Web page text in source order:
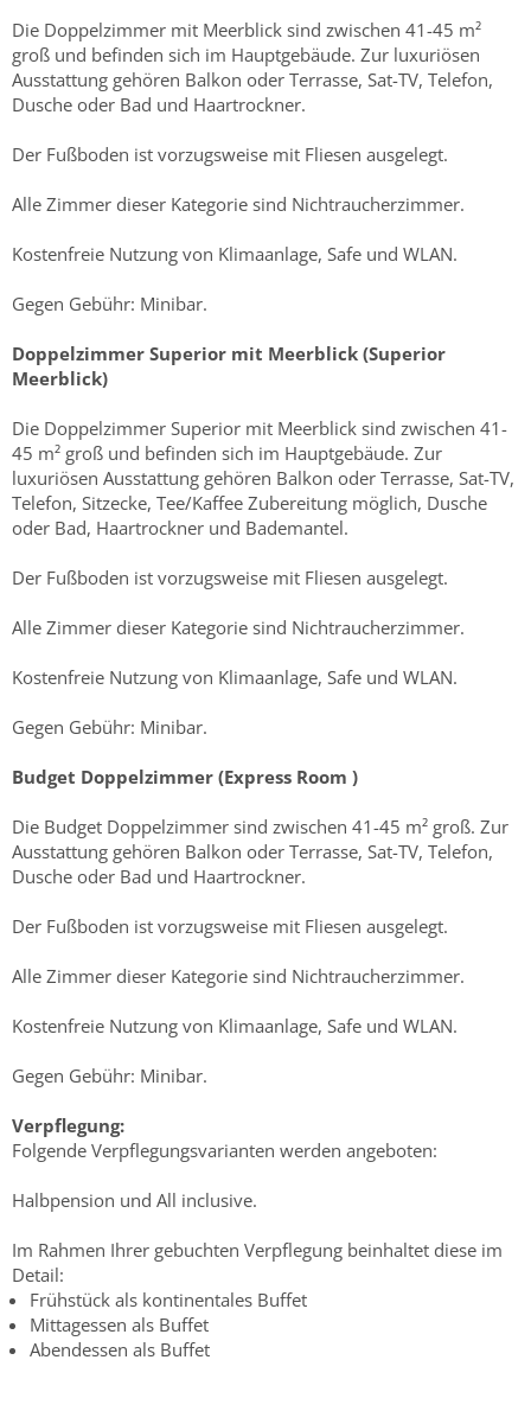
Die Doppelzimmer mit Meerblick sind zwischen 41-45 m²
groß und befinden sich im Hauptgebäude. Zur luxuriösen
Ausstattung gehören Balkon oder Terrasse, Sat-TV, Telefon,
Dusche oder Bad und Haartrockner.
Der Fußboden ist vorzugsweise mit Fliesen ausgelegt.
Alle Zimmer dieser Kategorie sind Nichtraucherzimmer.
Kostenfreie Nutzung von Klimaanlage, Safe und WLAN.
Gegen Gebühr: Minibar.
Doppelzimmer Superior mit Meerblick (Superior
Meerblick)
Die Doppelzimmer Superior mit Meerblick sind zwischen 41-
45 m² groß und befinden sich im Hauptgebäude. Zur
luxuriösen Ausstattung gehören Balkon oder Terrasse, Sat-TV,
Telefon, Sitzecke, Tee/Kaffee Zubereitung möglich, Dusche
oder Bad, Haartrockner und Bademantel.
Der Fußboden ist vorzugsweise mit Fliesen ausgelegt.
Alle Zimmer dieser Kategorie sind Nichtraucherzimmer.
Kostenfreie Nutzung von Klimaanlage, Safe und WLAN.
Gegen Gebühr: Minibar.
Budget Doppelzimmer (Express Room )
Die Budget Doppelzimmer sind zwischen 41-45 m² groß. Zur
Ausstattung gehören Balkon oder Terrasse, Sat-TV, Telefon,
Dusche oder Bad und Haartrockner.
Der Fußboden ist vorzugsweise mit Fliesen ausgelegt.
Alle Zimmer dieser Kategorie sind Nichtraucherzimmer.
Kostenfreie Nutzung von Klimaanlage, Safe und WLAN.
Gegen Gebühr: Minibar.
Verpflegung:
Folgende Verpflegungsvarianten werden angeboten:
Halbpension und All inclusive.
Im Rahmen Ihrer gebuchten Verpflegung beinhaltet diese im
Detail:
Frühstück als kontinentales Buffet
Mittagessen als Buffet
Abendessen als Buffet